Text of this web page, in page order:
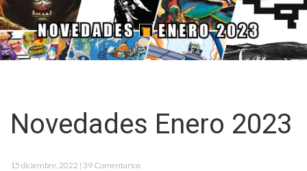
Novedades Enero 2023
15 diciembre, 2022 | 39 Comentarios